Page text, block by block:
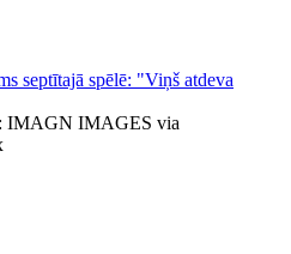
IMAGN IMAGES via